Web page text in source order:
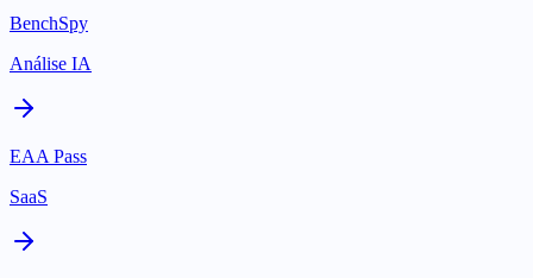
BenchSpy
Análise IA
EAA Pass
SaaS